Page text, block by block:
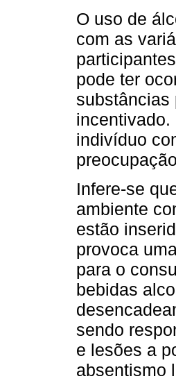
O uso de
com as
pode ter
substâncias
incentivado.
indivíduo
Infere-se
ambiente
estão
provoca
para o
bebidas
sendo
e lesões a
absentismo